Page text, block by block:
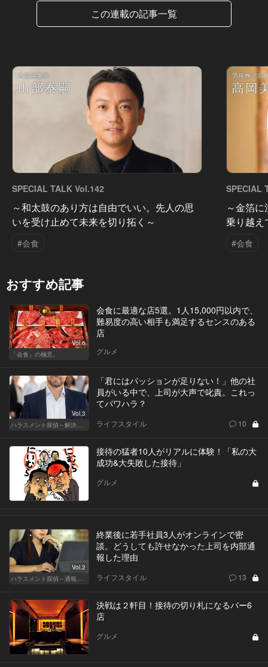
この連載の記事一覧
SPECIAL TALK Vol.142
～和太鼓のあり方は自由でいい。先人の思
いを受け止めて未来を切り拓く～
#会食
SPECIAL
～金箔
乗り越え
#会食
おすすめ記事
Vol.6
「会食」の極意。
会食に最適な店5選。1人15,000円以内で、
難易度の高い相手も満足するセンスのある
店
グルメ
Vol.3
ハラスメント探偵～解決編～
「君にはパッションが足りない！」他の社
員がいる中で、上司が大声で叱責。これっ
てパワハラ？
ライフスタイル 10
接待の猛者10人がリアルに体験！「私の大
成功&大失敗した接待」
グルメ
Vol.2
ハラスメント探偵～通報編～
終業後に若手社員3人がオンラインで密
談。どうしても許せなかった上司を内部通
報した理由
ライフスタイル 13
決戦は２軒目！接待の切り札になるバー6
店
グルメ